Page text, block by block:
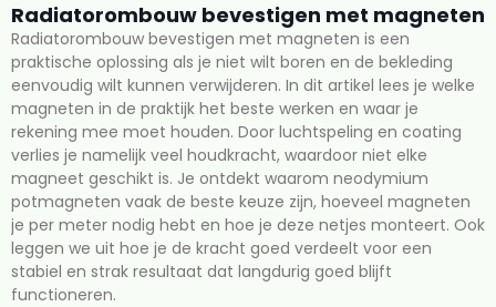
Radiatorombouw bevestigen met magneten
Radiatorombouw bevestigen met magneten is een
praktische oplossing als je niet wilt boren en de bekleding
eenvoudig wilt kunnen verwijderen. In dit artikel lees je welke
magneten in de praktijk het beste werken en waar je
rekening mee moet houden. Door luchtspeling en coating
verlies je namelijk veel houdkracht, waardoor niet elke
magneet geschikt is. Je ontdekt waarom neodymium
potmagneten vaak de beste keuze zijn, hoeveel magneten
je per meter nodig hebt en hoe je deze netjes monteert. Ook
leggen we uit hoe je de kracht goed verdeelt voor een
stabiel en strak resultaat dat langdurig goed blijft
functioneren.